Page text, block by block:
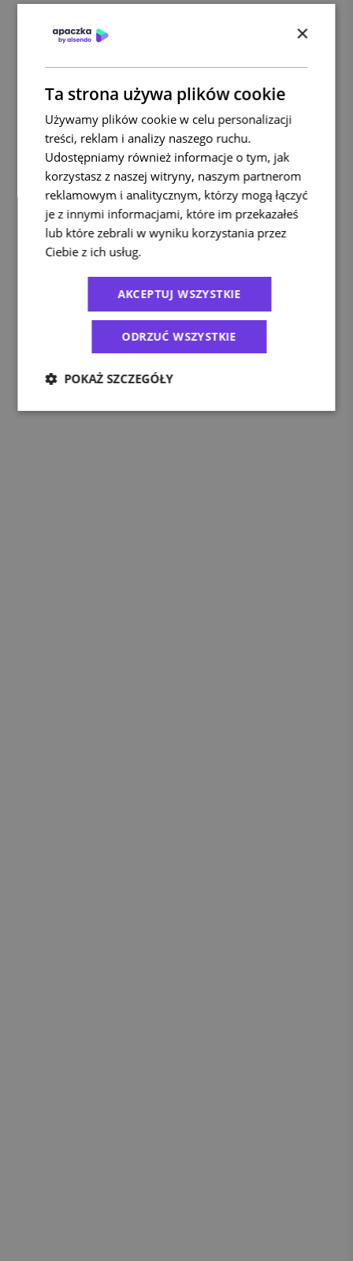
×
Ta strona używa plików cookie
Używamy plików cookie w celu personalizacji
treści, reklam i analizy naszego ruchu.
Udostępniamy również informacje o tym, jak
korzystasz z naszej witryny, naszym partnerom
reklamowym i analitycznym, którzy mogą łączyć
je z innymi informacjami, które im przekazałeś
lub które zebrali w wyniku korzystania przez
Ciebie z ich usług.
AKCEPTUJ WSZYSTKIE
ODRZUĆ WSZYSTKIE
POKAŻ SZCZEGÓŁY